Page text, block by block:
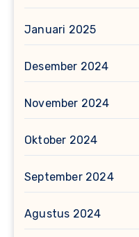
Januari 2025
Desember 2024
November 2024
Oktober 2024
September 2024
Agustus 2024